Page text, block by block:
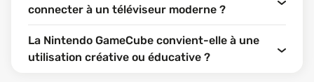
connecter à un téléviseur moderne ?
La Nintendo GameCube convient-elle à une
utilisation créative ou éducative ?